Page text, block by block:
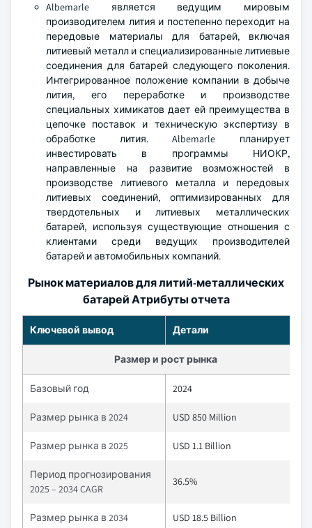
Albemarle является ведущим мировым
производителем лития и постепенно переходит на
передовые материалы для батарей, включая
литиевый металл и специализированные литиевые
соединения для батарей следующего поколения.
Интегрированное положение компании в добыче
лития, его переработке и производстве
специальных химикатов дает ей преимущества в
цепочке поставок и техническую экспертизу в
обработке лития. Albemarle планирует
инвестировать в программы НИОКР,
направленные на развитие возможностей в
производстве литиевого металла и передовых
литиевых соединений, оптимизированных для
твердотельных и литиевых металлических
батарей, используя существующие отношения с
клиентами среди ведущих производителей
батарей и автомобильных компаний.
Рынок материалов для литий-металлических
батарей Атрибуты отчета
Ключевой вывод Детали
Размер и рост рынка
Базовый год 2024
Размер рынка в 2024 USD 850 Million
Размер рынка в 2025 USD 1.1 Billion
Период прогнозирования
2025 – 2034 CAGR
36.5%
Размер рынка в 2034 USD 18.5 Billion